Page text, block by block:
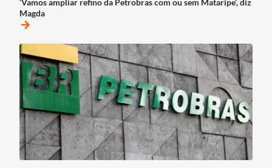
Magda
arrow_forward